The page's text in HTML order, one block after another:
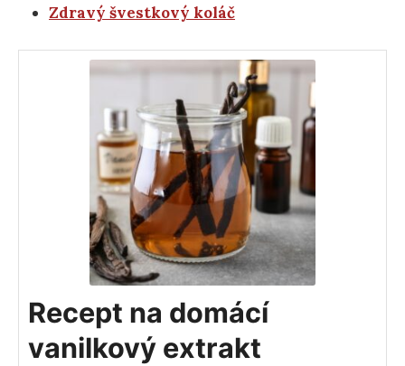
Zdravý švestkový koláč
Recept na domácí
vanilkový extrakt